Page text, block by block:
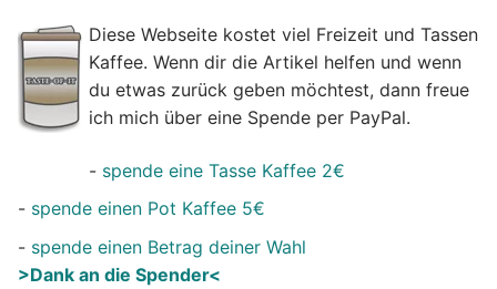
Diese Webseite kostet viel Freizeit und Tassen
Kaffee. Wenn dir die Artikel helfen und wenn
du etwas zurück geben möchtest, dann freue
ich mich über eine Spende per PayPal.
- spende eine Tasse Kaffee 2€
- spende einen Pot Kaffee 5€
- spende einen Betrag deiner Wahl
>Dank an die Spender<